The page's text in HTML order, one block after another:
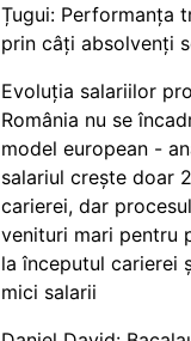
Țugui: Performanța
prin câți absolvenți
Evoluția salariilor
România nu se
model european -
salariul crește doar
carierei, dar
venituri mari pentru
la începutul carierei
mici salarii